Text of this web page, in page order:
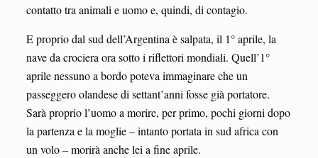
contatto tra animali e uomo e, quindi, di contagio.
E proprio dal sud dell’Argentina è salpata, il 1° aprile, la
nave da crociera ora sotto i riflettori mondiali. Quell’1°
aprile nessuno a bordo poteva immaginare che un
passeggero olandese di settant’anni fosse già portatore.
Sarà proprio l’uomo a morire, per primo, pochi giorni dopo
la partenza e la moglie – intanto portata in sud africa con
un volo – morirà anche lei a fine aprile.